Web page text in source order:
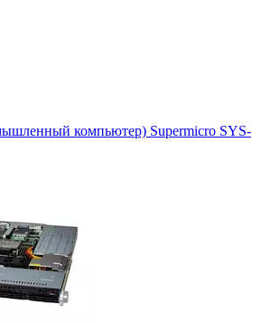
компьютер) Supermicro SYS-